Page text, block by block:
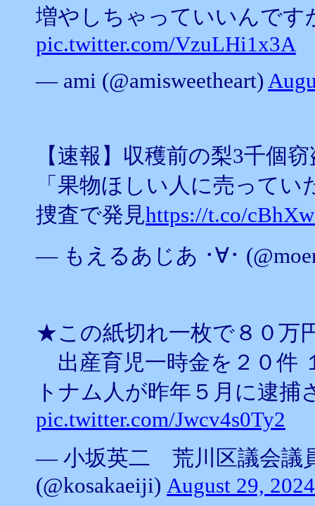
増やしちゃっていいんです
pic.twitter.com/VzuLHi1x3A
— ami (@amisweetheart)
【速報】収穫前の梨3千個
「果物ほしい人に売って
捜査で発見https://t.co/
— もえるあじあ ･∀･
★この紙切れ一枚で８０万
出産育児一時金を２０件
トナム人が昨年５月に逮
pic.twitter.com/Jwcv4s0Ty2
— 小坂英二 荒川区議会議
(@kosakaeiji) August 29, 2024